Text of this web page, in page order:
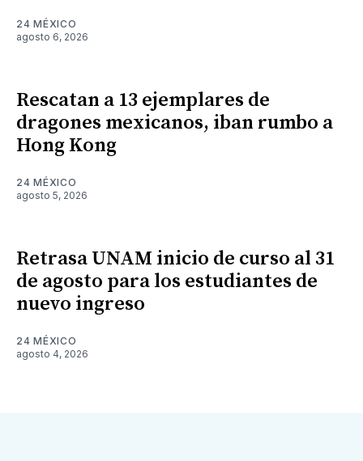
24 MÉXICO
agosto 6, 2026
Rescatan a 13 ejemplares de
dragones mexicanos, iban rumbo a
Hong Kong
24 MÉXICO
agosto 5, 2026
Retrasa UNAM inicio de curso al 31
de agosto para los estudiantes de
nuevo ingreso
24 MÉXICO
agosto 4, 2026